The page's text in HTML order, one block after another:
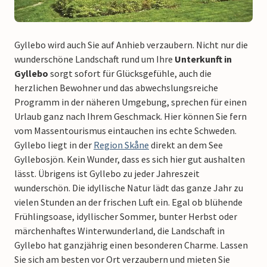
Gyllebo wird auch Sie auf Anhieb verzaubern. Nicht nur die
wunderschöne Landschaft rund um Ihre Unterkunft in
Gyllebo sorgt sofort für Glücksgefühle, auch die
herzlichen Bewohner und das abwechslungsreiche
Programm in der näheren Umgebung, sprechen für einen
Urlaub ganz nach Ihrem Geschmack. Hier können Sie fern
vom Massentourismus eintauchen ins echte Schweden.
Gyllebo liegt in der Region Skåne direkt an dem See
Gyllebosjön. Kein Wunder, dass es sich hier gut aushalten
lässt. Übrigens ist Gyllebo zu jeder Jahreszeit
wunderschön. Die idyllische Natur lädt das ganze Jahr zu
vielen Stunden an der frischen Luft ein. Egal ob blühende
Frühlingsoase, idyllischer Sommer, bunter Herbst oder
märchenhaftes Winterwunderland, die Landschaft in
Gyllebo hat ganzjährig einen besonderen Charme. Lassen
Sie sich am besten vor Ort verzaubern und mieten Sie